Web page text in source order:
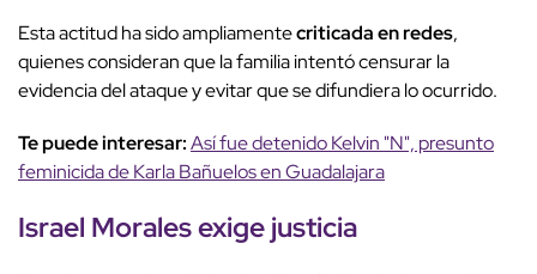
Esta actitud ha sido ampliamentecriticada en redes,
quienes consideran que la familia intentó censurar la
evidencia del ataque y evitar que se difundiera lo ocurrido.
Te puede interesar:Así fue detenido Kelvin "N", presunto
feminicida de Karla Bañuelos en Guadalajara
Israel Morales exige justicia